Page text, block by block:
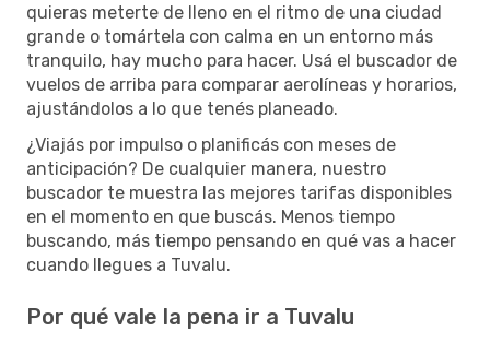
quieras meterte de lleno en el ritmo de una ciudad
grande o tomártela con calma en un entorno más
tranquilo, hay mucho para hacer. Usá el buscador de
vuelos de arriba para comparar aerolíneas y horarios,
ajustándolos a lo que tenés planeado.
¿Viajás por impulso o planificás con meses de
anticipación? De cualquier manera, nuestro
buscador te muestra las mejores tarifas disponibles
en el momento en que buscás. Menos tiempo
buscando, más tiempo pensando en qué vas a hacer
cuando llegues a Tuvalu.
Por qué vale la pena ir a Tuvalu